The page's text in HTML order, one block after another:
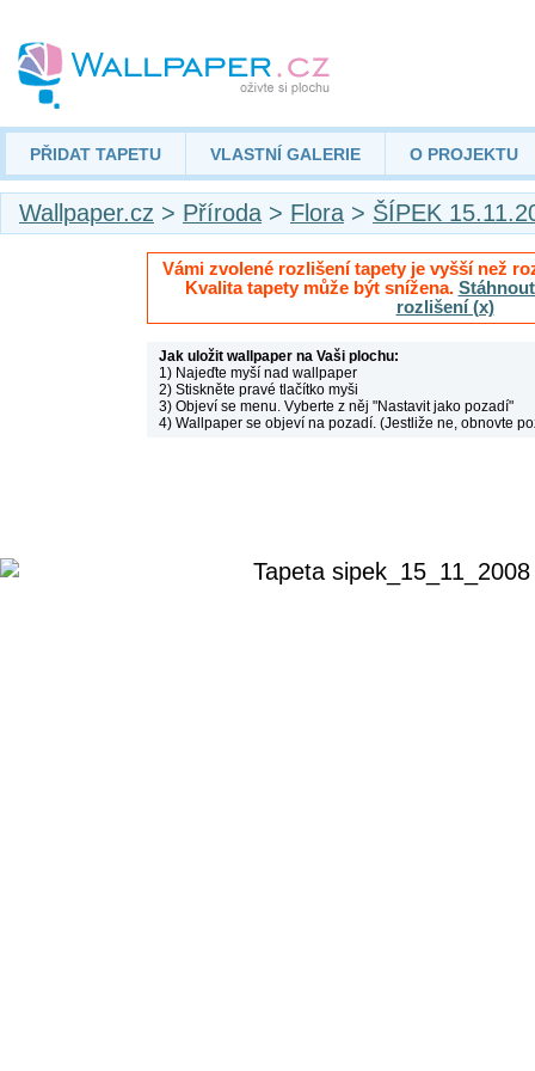
PŘIDAT TAPETU VLASTNÍ GALERIE O PROJEKTU
Wallpaper.cz > Příroda > Flora > ŠÍPEK
Vámi zvolené rozlišení tapety je vyšší než
Kvalita tapety může být snížena.
rozlišení (x)
Jak uložit wallpaper na Vaši plochu:
1) Najeďte myší nad wallpaper
2) Stiskněte pravé tlačítko myši
3) Objeví se menu. Vyberte z něj "Nastavit jako pozadí"
4) Wallpaper se objeví na pozadí. (Jestliže ne, obnovte